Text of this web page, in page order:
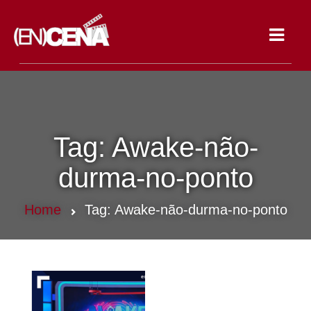
Tag: Awake-não-
durma-no-ponto
Home Tag: Awake-não-durma-no-ponto